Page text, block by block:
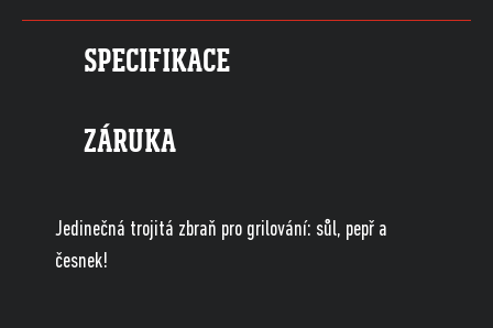
SPECIFIKACE
ZÁRUKA
Jedinečná trojitá zbraň pro grilování: sůl, pepř a
česnek!